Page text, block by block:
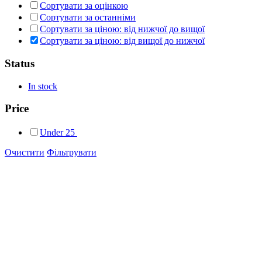
Сортувати за оцінкою
Сортувати за останніми
Сортувати за ціною: від нижчої до вищої
Сортувати за ціною: від вищої до нижчої
Status
In stock
Price
Under 25
Очистити Фільтрувати